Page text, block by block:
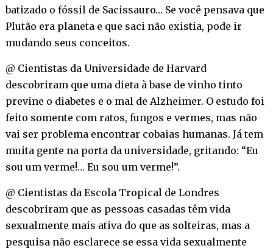
batizado o fóssil de Sacissauro… Se você pensava que
Plutão era planeta e que saci não existia, pode ir
mudando seus conceitos.
@ Cientistas da Universidade de Harvard
descobriram que uma dieta à base de vinho tinto
previne o diabetes e o mal de Alzheimer. O estudo foi
feito somente com ratos, fungos e vermes, mas não
vai ser problema encontrar cobaias humanas. Já tem
muita gente na porta da universidade, gritando: “Eu
sou um verme!… Eu sou um verme!”.
@ Cientistas da Escola Tropical de Londres
descobriram que as pessoas casadas têm vida
sexualmente mais ativa do que as solteiras, mas a
pesquisa não esclarece se essa vida sexualmente